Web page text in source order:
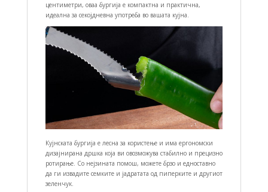
центиметри, оваа бургија е компактна и практична,
идеална за секојдневна употреба во вашата кујна.
Кујнската бургија е лесна за користење и има ергономски
дизајнирана дршка која ви овозможува стабилно и прецизно
ротирање. Со нејзината помош, можете брзо и едноставно
да ги извадите семките и јадратата од пиперките и другиот
зеленчук.